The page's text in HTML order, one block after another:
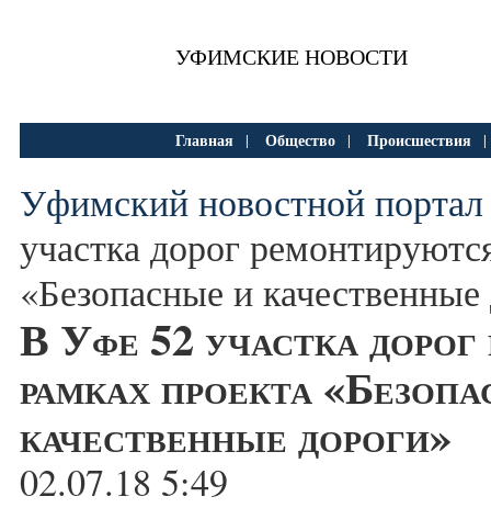
УФИМСКИЕ НОВОСТИ
Главная | Общество | Происшествия
Уфимский новостной портал
участка дорог
«Безопасные и
В Уфе 52 участка
рамках проекта
качественные дороги»
02.07.18 5:49